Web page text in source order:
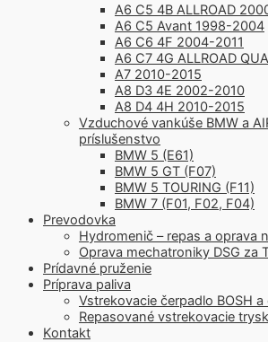
A6 C5 4B ALLROAD
A6 C5 Avant 1998-2004
A6 C6 4F 2004-2011
A6 C7 4G ALLROAD
A7 2010-2015
A8 D3 4E 2002-2010
A8 D4 4H 2010-2015
Vzduchové vankúše BMW a
príslušenstvo
BMW 5 (E61)
BMW 5 GT (F07)
BMW 5 TOURING (F11)
BMW 7 (F01, F02, F04)
Prevodovka
Hydromenič – repas a oprava
Oprava mechatroniky DSG za
Prídavné pruženie
Príprava paliva
Vstrekovacie čerpadlo BOSH
Repasované vstrekovacie
Kontakt